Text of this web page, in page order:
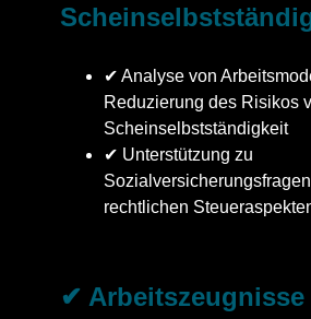
✔ Analyse von
Reduzierung des Risikos
Scheinselbstständigkeit
✔ Unterstützung zu
rechtlichen
✔ Arbeitszeugnisse